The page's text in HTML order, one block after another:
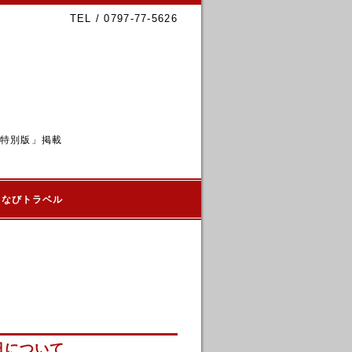
TEL / 0797-77-5626
別版」掲載
びトラベル
ついて